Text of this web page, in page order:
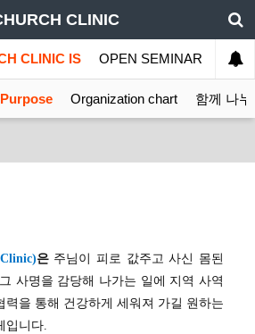
CLINIC
CLINIC IS OPEN SEMINAR
Purpose Organization chart 함께 나
은주님이 피로 값주고 사신 몸된
사명을 감당해 나가는 일에 지역 사역
력을 통해 건강하게 세워져 가길 원하는
입니다.